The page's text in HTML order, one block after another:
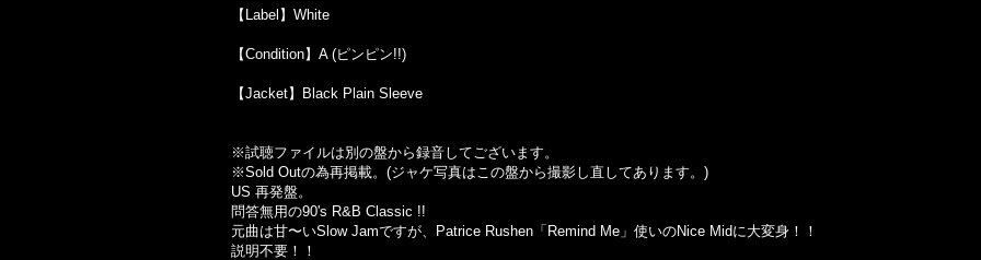
【Label】White
【Condition】A (ピンピン!!)
【Jacket】Black Plain Sleeve
※試聴ファイルは別の盤から録音してございます。
※Sold Outの為再掲載。 (ジャケ写真はこの盤から撮影し直してあります。 )
US 再発盤。
問答無用の90's R&B Classic !!
元曲は甘〜いSlow Jamですが、Patrice Rushen「Remind Me」使いのNice Midに大変身！！
説明不要！！